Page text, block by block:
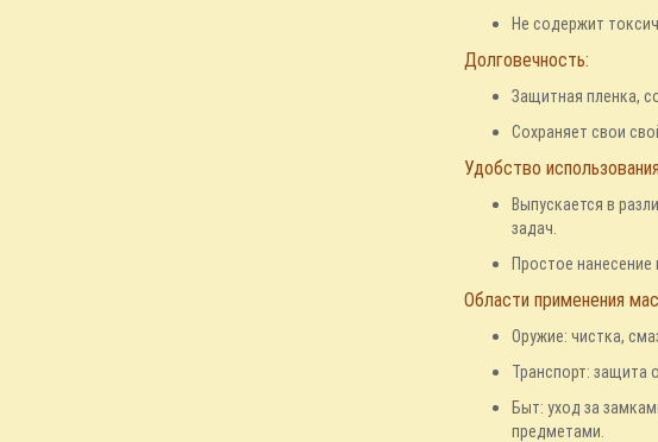
Не содержит
Долговечность:
Защитная пленка,
Сохраняет свои
Удобство
Выпускается в
задач.
Простое нанесение
Области применения
Оружие: чистка,
Транспорт: защита
Быт: уход за
предметами.